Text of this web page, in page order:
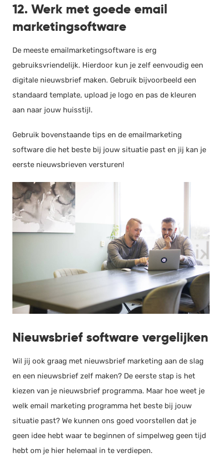
12. Werk met goede email
marketingsoftware
De meeste emailmarketingsoftware is erg
gebruiksvriendelijk. Hierdoor kun je zelf eenvoudig een
digitale nieuwsbrief maken. Gebruik bijvoorbeeld een
standaard template, upload je logo en pas de kleuren
aan naar jouw huisstijl.
Gebruik bovenstaande tips en de emailmarketing
software die het beste bij jouw situatie past en jij kan je
eerste nieuwsbrieven versturen!
Nieuwsbrief software vergelijken
Wil jij ook graag met nieuwsbrief marketing aan de slag
en een nieuwsbrief zelf maken? De eerste stap is het
kiezen van je nieuwsbrief programma. Maar hoe weet je
welk email marketing programma het beste bij jouw
situatie past? We kunnen ons goed voorstellen dat je
geen idee hebt waar te beginnen of simpelweg geen tijd
hebt om je hier helemaal in te verdiepen.